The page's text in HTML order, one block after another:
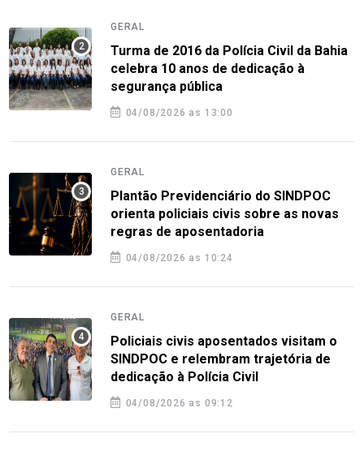
GERAL
Turma de 2016 da Polícia Civil da Bahia
celebra 10 anos de dedicação à
segurança pública
04/08/2026 as 13:00
GERAL
Plantão Previdenciário do SINDPOC
orienta policiais civis sobre as novas
regras de aposentadoria
04/08/2026 as 10:24
GERAL
Policiais civis aposentados visitam o
SINDPOC e relembram trajetória de
dedicação à Polícia Civil
04/08/2026 as 09:12